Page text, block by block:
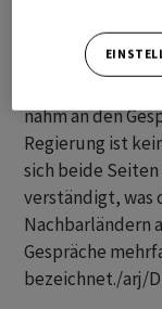
seit mehreren
Washington
nahm an den
Regierung ist
sich beide
verständigt, was
Nachbarländern
Gespräche
bezeichnet./arj/